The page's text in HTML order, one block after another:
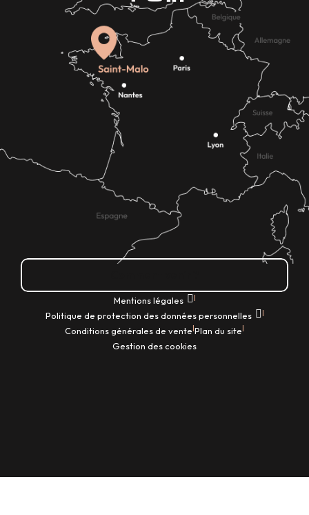
Mentions légales |
Politique de protection des données personnelles |
Conditions générales de vente|Plan du site|
Gestion des cookies